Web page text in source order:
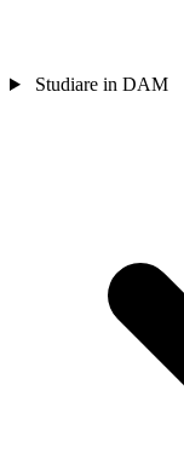
Studiare in DAM